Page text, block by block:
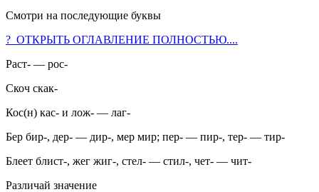
Смотри на последующие буквы
? ОТКРЫТЬ ОГЛАВЛЕНИЕ ПОЛНОСТЬЮ....
Раст- — рос-
Скоч скак-
Кос(н) кас- и лож- — лаг-
Бер бир-, дер- — дир-, мер мир; пер- — пир-, тер- — тир-
Блеет блист-, жег жиг-, стел- — стил-, чет- — чит-
Различай значение